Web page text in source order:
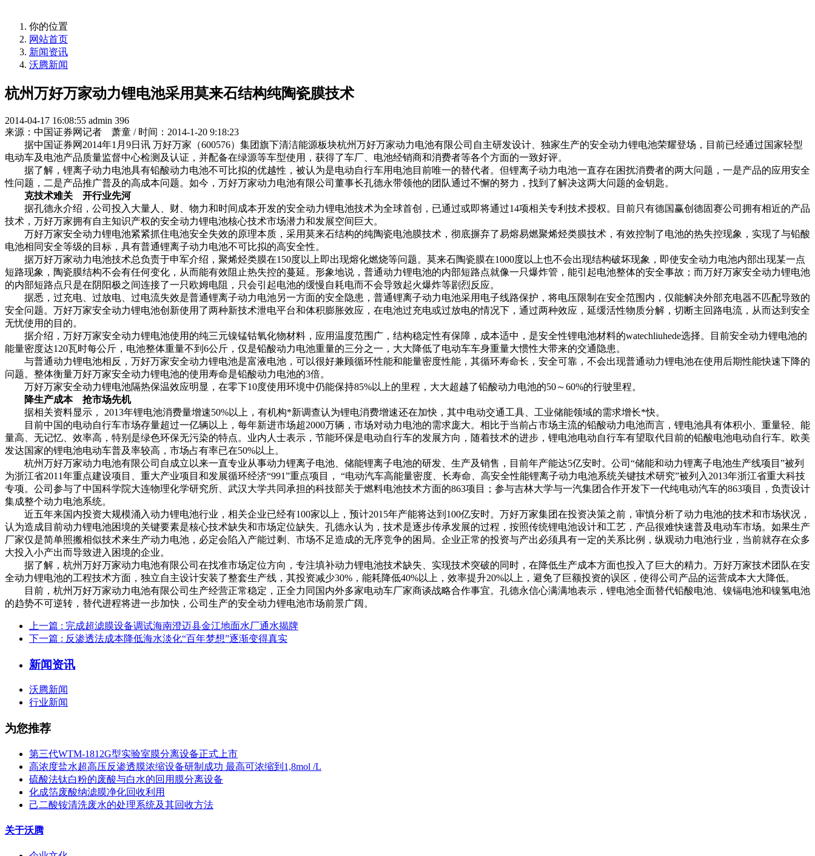
你的位置
网站首页
新闻资讯
沃腾新闻
杭州万好万家动力锂电池采用莫来石结构纯陶瓷膜技术
2014-04-17 16:08:55 admin 396
来源：中国证券网记者 萧童 / 时间：2014-1-20 9:18:23
据中国证券网2014年1月9日讯 万好万家（600576）集团旗下清洁能源板块杭州万好万家动力电池有限公司自主研发设计、独家生产的安全动力锂电池荣耀登场，目前已经通过国家轻型
电动车及电池产品质量监督中心检测及认证，并配备在绿源等车型使用，获得了车厂、电池经销商和消费者等各个方面的一致好评。
据了解，锂离子动力电池具有铅酸动力电池不可比拟的优越性，被认为是电动自行车用电池目前唯一的替代者。但锂离子动力电池一直存在困扰消费者的两大问题，一是产品的应用安全
性问题，二是产品推广普及的高成本问题。如今，万好万家动力电池有限公司董事长孔德永带领他的团队通过不懈的努力，找到了解决这两大问题的金钥匙。
克技术难关 开行业先河
据孔德永介绍，公司投入大量人、财、物力和时间成本开发的安全动力锂电池技术为全球首创，已通过或即将通过14项相关专利技术授权。目前只有德国赢创德固赛公司拥有相近的产品
技术，万好万家拥有自主知识产权的安全动力锂电池核心技术市场潜力和发展空间巨大。
万好万家安全动力锂电池紧紧抓住电池安全失效的原理本质，采用莫来石结构的纯陶瓷电池膜技术，彻底摒弃了易熔易燃聚烯烃类膜技术，有效控制了电池的热失控现象，实现了与铅酸
电池相同安全等级的目标，具有普通锂离子动力电池不可比拟的高安全性。
据万好万家动力电池技术总负责于申军介绍，聚烯烃类膜在150度以上即出现熔化燃烧等问题。莫来石陶瓷膜在1000度以上也不会出现结构破坏现象，即使安全动力电池内部出现某一点
短路现象，陶瓷膜结构不会有任何变化，从而能有效阻止热失控的蔓延。形象地说，普通动力锂电池的内部短路点就像一只爆炸管，能引起电池整体的安全事故；而万好万家安全动力锂电池
的内部短路点只是在阴阳极之间连接了一只欧姆电阻，只会引起电池的缓慢自耗电而不会导致起火爆炸等剧烈反应。
据悉，过充电、过放电、过电流失效是普通锂离子动力电池另一方面的安全隐患，普通锂离子动力电池采用电子线路保护，将电压限制在安全范围内，仅能解决外部充电器不匹配导致的
安全问题。万好万家安全动力锂电池创新使用了两种新技术泄电平台和体积膨胀效应，在电池过充电或过放电的情况下，通过两种效应，延缓活性物质分解，切断主回路电流，从而达到安全
无忧使用的目的。
据介绍，万好万家安全动力锂电池使用的纯三元镍锰钴氧化物材料，应用温度范围广，结构稳定性有保障，成本适中，是安全性锂电池材料的watechliuhede选择。目前安全动力锂电池的
能量密度达120瓦时每公斤，电池整体重量不到6公斤，仅是铅酸动力电池重量的三分之一，大大降低了电动车车身重量大惯性大带来的交通隐患。
与普通动力锂电池相反，万好万家安全动力锂电池是富液电池，可以很好兼顾循环性能和能量密度性能，其循环寿命长，安全可靠，不会出现普通动力锂电池在使用后期性能快速下降的
问题。整体衡量万好万家安全动力锂电池的使用寿命是铅酸动力电池的3倍。
万好万家安全动力锂电池隔热保温效应明显，在零下10度使用环境中仍能保持85%以上的里程，大大超越了铅酸动力电池的50～60%的行驶里程。
降生产成本 抢市场先机
据相关资料显示， 2013年锂电池消费量增速50%以上，有机构*新调查认为锂电消费增速还在加快，其中电动交通工具、工业储能领域的需求增长*快。
目前中国的电动自行车市场存量超过一亿辆以上，每年新进市场超2000万辆，市场对动力电池的需求庞大。相比于当前占市场主流的铅酸动力电池而言，锂电池具有体积小、重量轻、能
量高、无记忆、效率高，特别是绿色环保无污染的特点。业内人士表示，节能环保是电动自行车的发展方向，随着技术的进步，锂电池电动自行车有望取代目前的铅酸电池电动自行车。欧美
发达国家的锂电池电动车普及率较高，市场占有率已在50%以上。
杭州万好万家动力电池有限公司自成立以来一直专业从事动力锂离子电池、储能锂离子电池的研发、生产及销售，目前年产能达5亿安时。公司“储能和动力锂离子电池生产线项目”被列
为浙江省2011年重点建设项目、重大产业项目和发展循环经济“991”重点项目， “电动汽车高能量密度、长寿命、高安全性能锂离子动力电池系统关键技术研究”被列入2013年浙江省重大科技
专项。公司参与了中国科学院大连物理化学研究所、武汉大学共同承担的科技部关于燃料电池技术方面的863项目；参与吉林大学与一汽集团合作开发下一代纯电动汽车的863项目，负责设计
集成整个动力电池系统。
近五年来国内投资大规模涌入动力锂电池行业，相关企业已经有100家以上，预计2015年产能将达到100亿安时。万好万家集团在投资决策之前，审慎分析了动力电池的技术和市场状况，
认为造成目前动力锂电池困境的关键要素是核心技术缺失和市场定位缺失。孔德永认为，技术是逐步传承发展的过程，按照传统锂电池设计和工艺，产品很难快速普及电动车市场。如果生产
厂家仅是简单照搬相似技术来生产动力电池，必定会陷入产能过剩、市场不足造成的无序竞争的困局。企业正常的投资与产出必须具有一定的关系比例，纵观动力电池行业，当前就存在众多
大投入小产出而导致进入困境的企业。
据了解，杭州万好万家动力电池有限公司在找准市场定位方向，专注填补动力锂电池技术缺失、实现技术突破的同时，在降低生产成本方面也投入了巨大的精力。万好万家技术团队在安
全动力锂电池的工程技术方面，独立自主设计安装了整套生产线，其投资减少30%，能耗降低40%以上，效率提升20%以上，避免了巨额投资的误区，使得公司产品的运营成本大大降低。
目前，杭州万好万家动力电池有限公司生产经营正常稳定，正全力同国内外多家电动车厂家商谈战略合作事宜。孔德永信心满满地表示，锂电池全面替代铅酸电池、镍镉电池和镍氢电池
的趋势不可逆转，替代进程将进一步加快，公司生产的安全动力锂电池市场前景广阔。
上一篇 : 完成超滤膜设备调试海南澄迈县金江地面水厂通水揭牌
下一篇 : 反渗透法成本降低海水淡化“百年梦想”逐渐变得真实
新闻资讯
沃腾新闻
行业新闻
为您推荐
第三代WTM-1812G型实验室膜分离设备正式上市
高浓度盐水超高压反渗透膜浓缩设备研制成功 最高可浓缩到1,8mol /L
硫酸法钛白粉的废酸与白水的回用膜分离设备
化成箔废酸纳滤膜净化回收利用
己二酸铵清洗废水的处理系统及其回收方法
关于沃腾